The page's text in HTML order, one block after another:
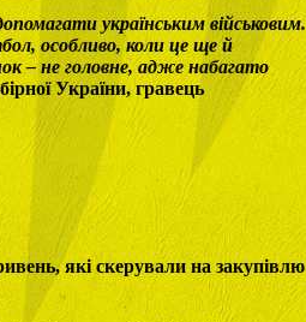
українським військовим.
особливо, коли це ще й
– не головне, адже набагато
України, гравець
які скерували на закупівлю